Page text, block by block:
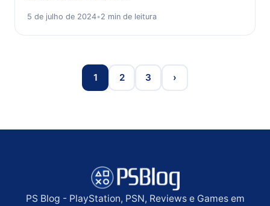
5 de julho de 2024•2 min de leitura
1 2 3 ›
PS Blog - PlayStation, PSN, Reviews e Games em